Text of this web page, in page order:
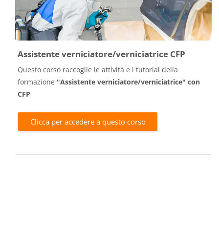
Assistente verniciatore/verniciatrice CFP
Questo corso raccoglie le attività e i tutorial della
formazione "Assistente verniciatore/verniciatrice" con
CFP
Clicca per accedere a questo corso